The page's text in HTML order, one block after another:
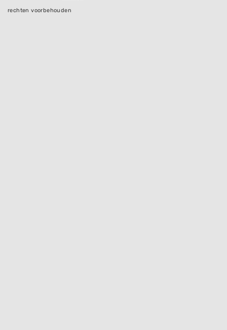
rechten voorbehouden